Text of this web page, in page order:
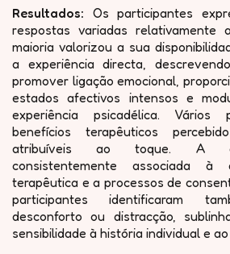
Resultados: Os participantes
respostas variadas relativamente
maioria valorizou a sua
a experiência directa,
promover ligação emocional,
estados afectivos intensos e
experiência psicadélica. Vários
benefícios terapêuticos
atribuíveis ao toque. A
consistentemente associada à
terapêutica e a processos de
participantes identificaram
desconforto ou distracção,
sensibilidade à história individual e